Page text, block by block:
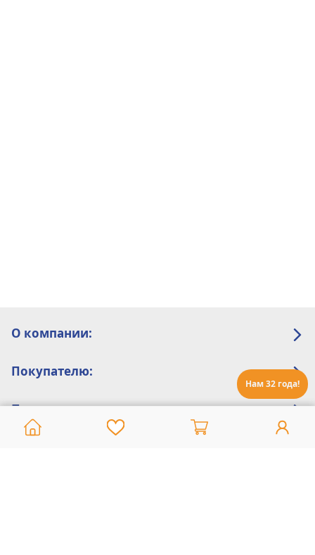
Нам 32 года!
О компании:
Покупателю:
Помощь: